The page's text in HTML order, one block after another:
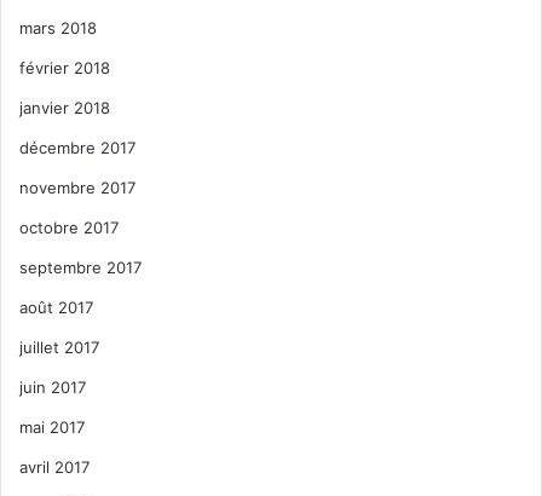
mars 2018
février 2018
janvier 2018
décembre 2017
novembre 2017
octobre 2017
septembre 2017
août 2017
juillet 2017
juin 2017
mai 2017
avril 2017